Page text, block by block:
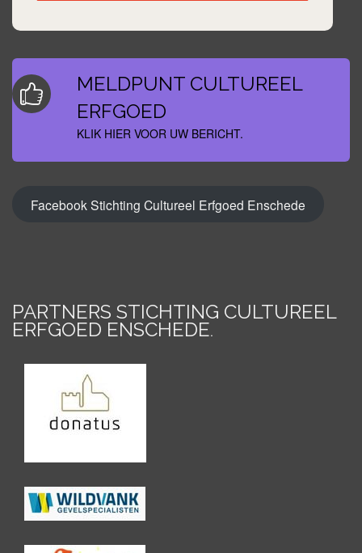
MELDPUNT CULTUREEL
ERFGOED
KLIK HIER VOOR UW BERICHT.
Facebook Stichting Cultureel Erfgoed Enschede
PARTNERS STICHTING CULTUREEL
ERFGOED ENSCHEDE.